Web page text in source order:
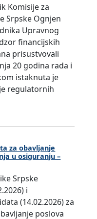
Komisije za
Srpske Ognjen
Upravnog
financijskih
prisustvovali
20 godina rada i
istaknuta je
regulatornih
za obavljanje
u osiguranju –
Srpske
i
(14.02.2026) za
poslova